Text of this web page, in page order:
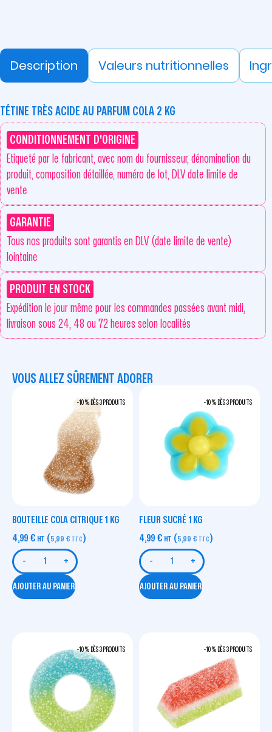
Description Valeurs nutritionnelles
TÉTINE TRÈS ACIDE AU PARFUM COLA 2 KG
CONDITIONNEMENT D'ORIGINE
Etiqueté par le fabricant, avec nom du fournisseur, dénomination du
produit, composition détaillée, numéro de lot, DLV date limite de
vente
GARANTIE
Tous nos produits sont garantis en DLV (date limite de vente)
lointaine
PRODUIT EN STOCK
Expédition le jour même pour les commandes passées avant midi,
livraison sous 24, 48 ou 72 heures selon localités
VOUS ALLEZ SÛREMENT ADORER
-10 % DÈS 3 PRODUITS
BOUTEILLE COLA CITRIQUE 1 KG
4,99 € HT (5,99 € TTC)
- +
AJOUTER AU PANIER
-10 % DÈS 3 PRODUITS
FLEUR SUCRÉ 1 KG
4,99 € HT (5,99 € TTC)
- +
AJOUTER AU PANIER
-10 % DÈS 3 PRODUITS -10 % DÈS 3 PRODUITS